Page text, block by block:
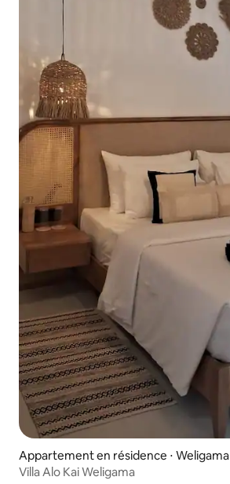
Appartement en résidence ⋅ Weligama
Villa Alo Kai Weligama